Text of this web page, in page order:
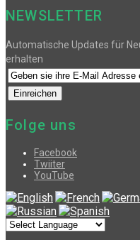
NEWSLETTER
Automatische Updates für
erhalten
Folge uns
Facebook
Twiiter
YouTube